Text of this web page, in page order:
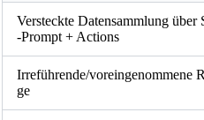
Versteckte Datensammlung über
-Prompt + Actions
Irreführende/voreingenommene
ge